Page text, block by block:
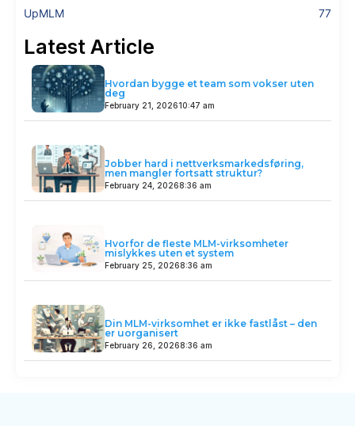
UpMLM 77
Latest Article
February 21, 202610:47 am
Hvordan bygge et team som vokser uten
deg
February 24, 20268:36 am
Jobber hard i nettverksmarkedsføring,
men mangler fortsatt struktur?
February 25, 20268:36 am
Hvorfor de fleste MLM-virksomheter
mislykkes uten et system
February 26, 20268:36 am
Din MLM-virksomhet er ikke fastlåst – den
er uorganisert